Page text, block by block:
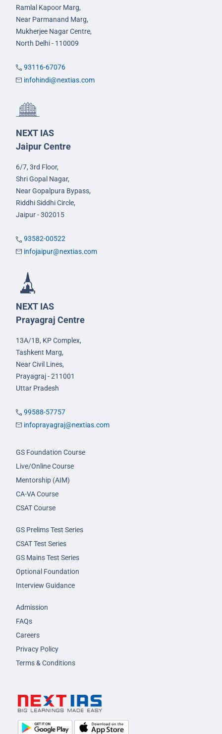
Ramlal Kapoor Marg,
Near Parmanand Marg,
Mukherjee Nagar Centre,
North Delhi - 110009
93116-67076
infohindi@nextias.com
NEXT IAS
Jaipur Centre
6/7, 3rd Floor,
Shri Gopal Nagar,
Near Gopalpura Bypass,
Riddhi Siddhi Circle,
Jaipur - 302015
93582-00522
infojaipur@nextias.com
NEXT IAS
Prayagraj Centre
13A/1B, KP Complex,
Tashkent Marg,
Near Civil Lines,
Prayagraj - 211001
Uttar Pradesh
99588-57757
infoprayagraj@nextias.com
GS Foundation Course
Live/Online Course
Mentorship (AIM)
CA-VA Course
CSAT Course
GS Prelims Test Series
CSAT Test Series
GS Mains Test Series
Optional Foundation
Interview Guidance
Admission
FAQs
Careers
Privacy Policy
Terms & Conditions